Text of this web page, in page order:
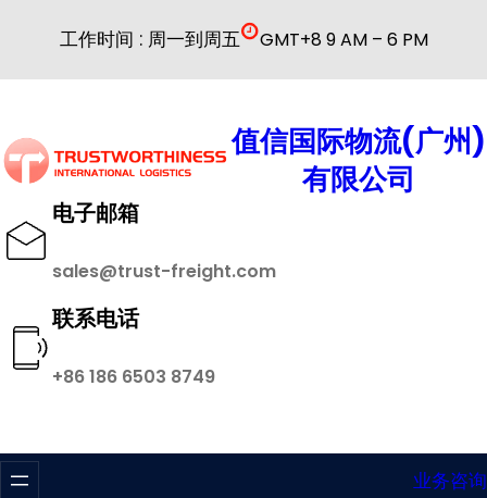
内
工作时间 : 周一到周五 GMT+8 9 AM – 6 PM
值信国际物流(广州)
有限公司
电子邮箱
sales@trust-freight.com
联系电话
+86 186 6503 8749
业务咨询